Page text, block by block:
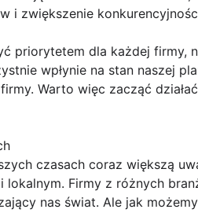
i zwiększenie
priorytetem dla każdej firmy,
wpłynie na stan naszej
Warto więc zacząć
czasach coraz większą
Firmy z różnych
nas świat. Ale jak